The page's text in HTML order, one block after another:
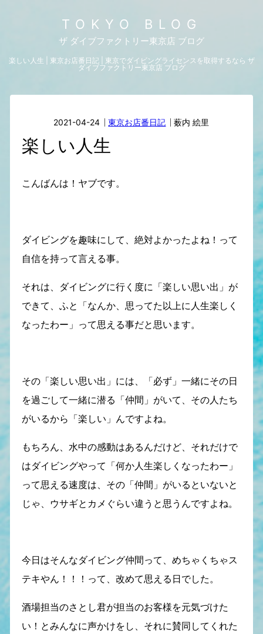
TOKYO BLOG
ザ ダイブファクトリー東京店 ブログ
楽しい人生 | 東京お店番日記 | 東京でダイビングライセンスを取得するなら ザ
ダイブファクトリー東京店 ブログ
2021-04-24 東京お店番日記 薮内 絵里
楽しい人生
こんばんは！ヤブです。
ダイビングを趣味にして、絶対よかったよね！って
自信を持って言える事。
それは、ダイビングに行く度に「楽しい思い出」が
できて、ふと「なんか、思ってた以上に人生楽しく
なったわー」って思える事だと思います。
その「楽しい思い出」には、「必ず」一緒にその日
を過ごして一緒に潜る「仲間」がいて、その人たち
がいるから「楽しい」んですよね。
もちろん、水中の感動はあるんだけど、それだけで
はダイビングやって「何か人生楽しくなったわー」
って思える速度は、その「仲間」がいるといないと
じゃ、ウサギとカメぐらい違うと思うんですよね。
今日はそんなダイビング仲間って、めちゃくちゃス
テキやん！！！って、改めて思える日でした。
酒場担当のさとし君が担当のお客様を元気づけた
い！とみんなに声かけをし、それに賛同してくれた